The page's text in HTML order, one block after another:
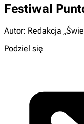
Festiwal
Autor: Redakcja
Podziel się